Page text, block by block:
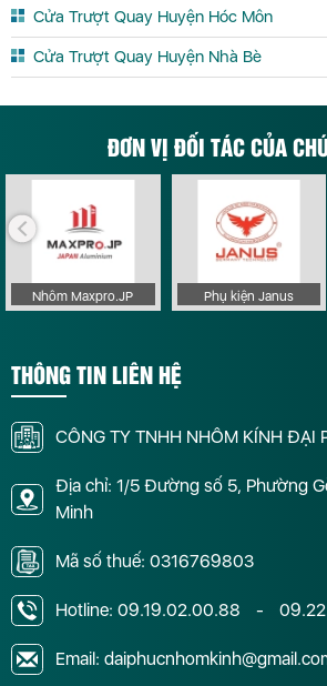
Cửa Trượt Quay Huyện Hóc Môn
Cửa Trượt Quay Huyện Nhà Bè
ĐƠN VỊ ĐỐI TÁC CỦA
Nhôm Maxpro.JP Phụ kiện Janus
THÔNG TIN LIÊN HỆ
CÔNG TY TNHH NHÔM KÍNH ĐẠI
Địa chỉ: 1/5 Đường số 5, Phường
Minh
Mã số thuế: 0316769803
Hotline: 09.19.02.00.88 -
Email: